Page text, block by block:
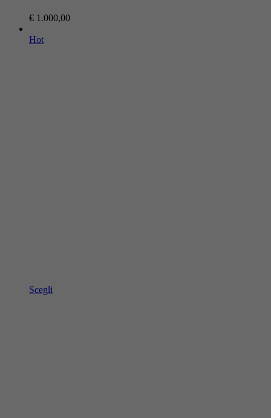
€ 1.000,00
Hot
Scegli